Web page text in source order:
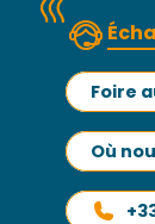
Foire
Où